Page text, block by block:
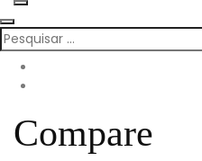
Pesquisar
por:
Compare